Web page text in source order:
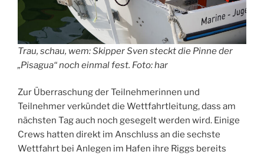
Trau, schau, wem: Skipper Sven steckt die Pinne der
„Pisagua“ noch einmal fest. Foto: har
Zur Überraschung der Teilnehmerinnen und
Teilnehmer verkündet die Wettfahrtleitung, dass am
nächsten Tag auch noch gesegelt werden wird. Einige
Crews hatten direkt im Anschluss an die sechste
Wettfahrt bei Anlegen im Hafen ihre Riggs bereits